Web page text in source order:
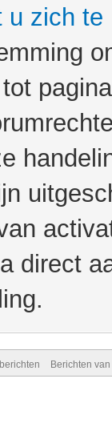
u zich te
direct
Berichten